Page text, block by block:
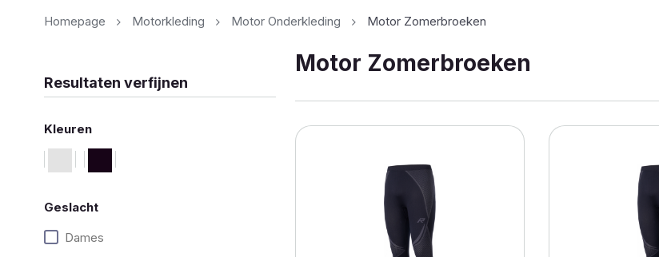
Homepage Motorkleding Motor Onderkleding Motor Zomerbroeken
Motor Zomerbroeken
Resultaten verfijnen
Kleuren
Geslacht
Dames